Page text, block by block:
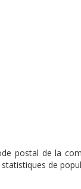
postal de la
de